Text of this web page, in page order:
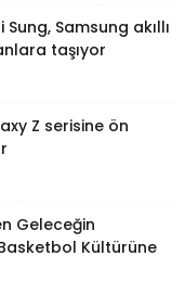
Samsung akıllı
taşıyor
Z serisine ön
Geleceğin
Kültürüne